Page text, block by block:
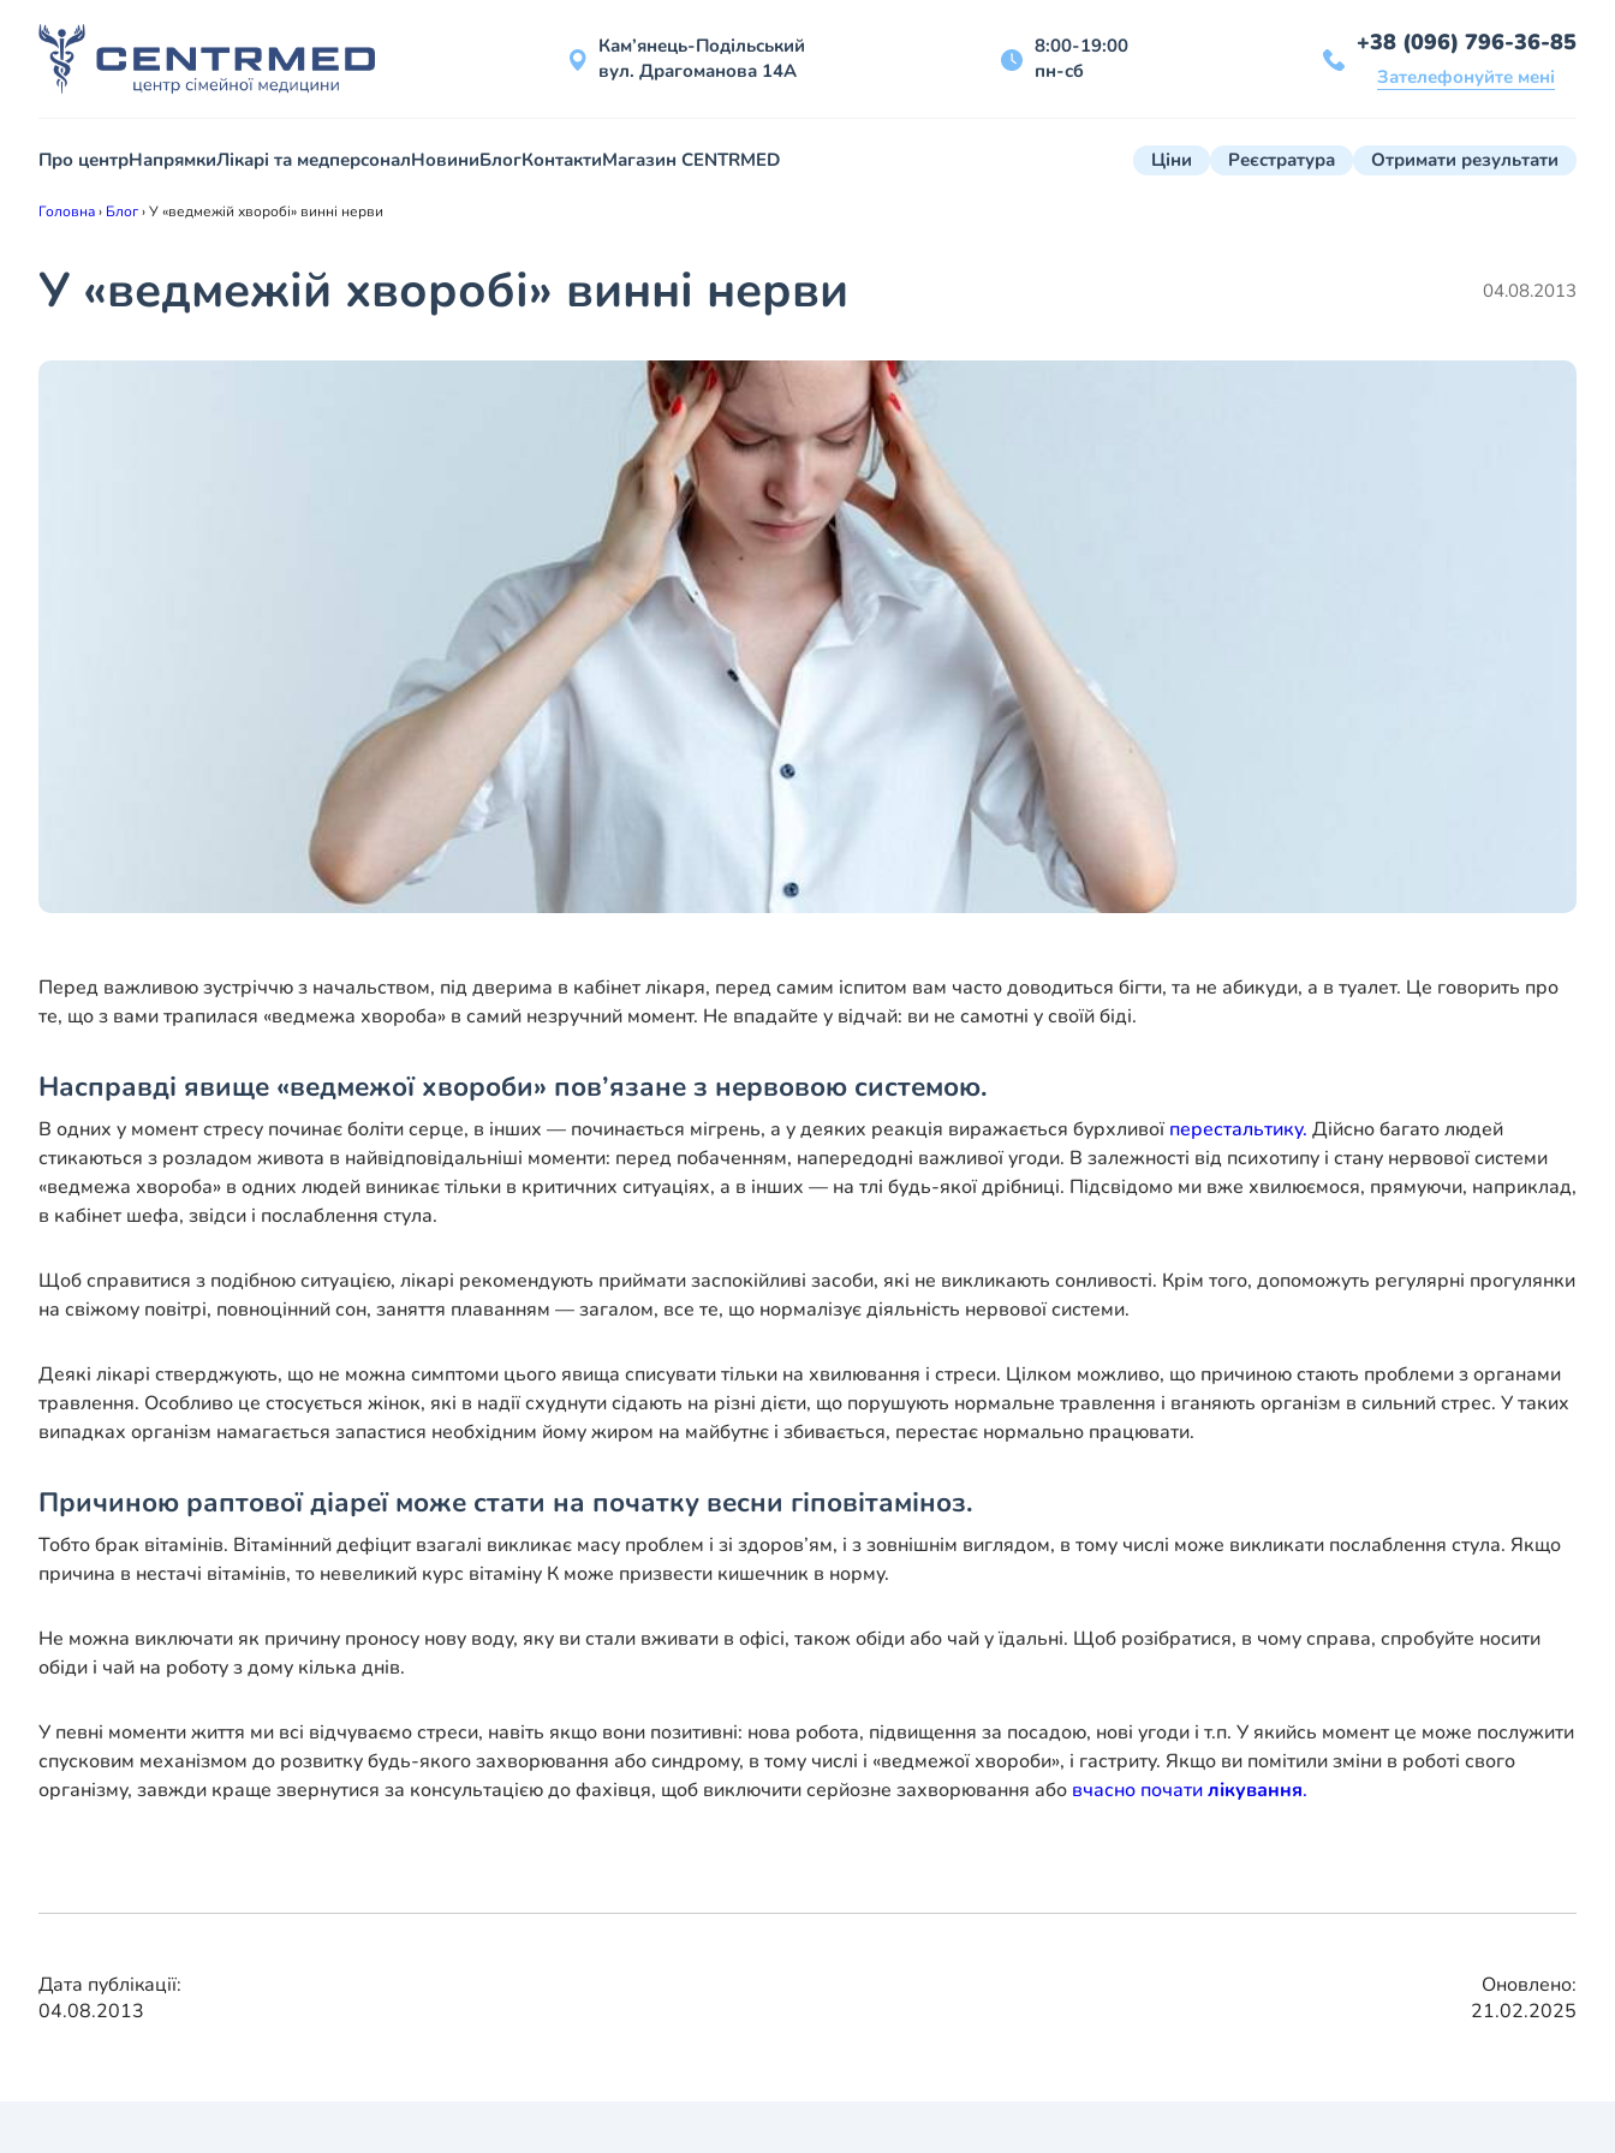
Кам’янець-Подільський
вул. Драгоманова 14А
8:00-19:00
пн-сб
+38 (096) 796-36-85
Зателефонуйте мені
Про центрНапрямкиЛікарі та медперсоналНовиниБлогКонтактиМагазин CENTRMED Ціни Реєстратура Отримати результати
Головна› Блог›У «ведмежій хворобі» винні нерви
У «ведмежій хворобі» винні нерви 04.08.2013
Перед важливою зустріччю з начальством, під дверима в кабінет лікаря, перед самим іспитом вам часто доводиться бігти, та не абикуди, а в туалет. Це говорить про
те, що з вами трапилася «ведмежа хвороба» в самий незручний момент. Не впадайте у відчай: ви не самотні у своїй біді.
Насправді явище «ведмежої хвороби» пов’язане з нервовою системою.
В одних у момент стресу починає боліти серце, в інших — починається мігрень, а у деяких реакція виражається бурхливої​​перестальтику. Дійсно багато людей
стикаються з розладом живота в найвідповідальніші моменти: перед побаченням, напередодні важливої ​​угоди. В залежності від психотипу і стану нервової системи
«ведмежа хвороба» в одних людей виникає тільки в критичних ситуаціях, а в інших — на тлі будь-якої дрібниці. Підсвідомо ми вже хвилюємося, прямуючи, наприклад,
в кабінет шефа, звідси і послаблення стула.
Щоб справитися з подібною ситуацією, лікарі рекомендують приймати заспокійливі засоби, які не викликають сонливості. Крім того, допоможуть регулярні прогулянки
на свіжому повітрі, повноцінний сон, заняття плаванням — загалом, все те, що нормалізує діяльність нервової системи.
Деякі лікарі стверджують, що не можна симптоми цього явища списувати тільки на хвилювання і стреси. Цілком можливо, що причиною стають проблеми з органами
травлення. Особливо це стосується жінок, які в надії схуднути сідають на різні дієти, що порушують нормальне травлення і вганяють організм в сильний стрес. У таких
випадках організм намагається запастися необхідним йому жиром на майбутнє і збивається, перестає нормально працювати.
Причиною раптової діареї може стати на початку весни гіповітаміноз.
Тобто брак вітамінів. Вітамінний дефіцит взагалі викликає масу проблем і зі здоров’ям, і з зовнішнім виглядом, в тому числі може викликати послаблення стула. Якщо
причина в нестачі вітамінів, то невеликий курс вітаміну К може призвести кишечник в норму.
Не можна виключати як причину проносу нову воду, яку ви стали вживати в офісі, також обіди або чай у їдальні. Щоб розібратися, в чому справа, спробуйте носити
обіди і чай на роботу з дому кілька днів.
У певні моменти життя ми всі відчуваємо стреси, навіть якщо вони позитивні: нова робота, підвищення за посадою, нові угоди і т.п. У якийсь момент це може послужити
спусковим механізмом до розвитку будь-якого захворювання або синдрому, в тому числі і «ведмежої хвороби», і гастриту. Якщо ви помітили зміни в роботі свого
організму, завжди краще звернутися за консультацією до фахівця, щоб виключити серйозне захворювання або вчасно початилікування.
Дата публікації:
04.08.2013
Оновлено:
21.02.2025